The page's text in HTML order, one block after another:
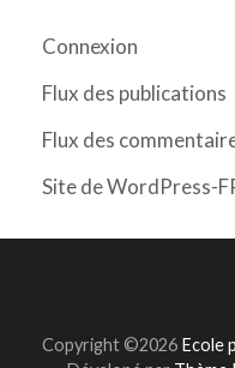
Connexion
Flux des publications
Flux des
Site de WordPress-
Copyright ©2026 Ecole